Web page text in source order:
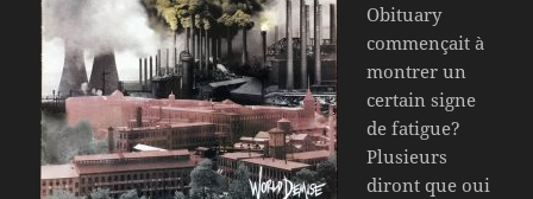
Obituary
commençait à
montrer un
certain signe
de fatigue?
Plusieurs
diront que oui